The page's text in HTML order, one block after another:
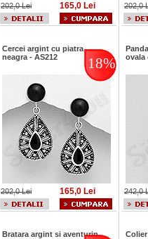
202,0 Lei 165,0 Lei 202,0
Cercei argint cu piatra
neagra - AS212
18%
202,0 Lei 165,0 Lei
ovala
242,0
Bratara argint si aventurin